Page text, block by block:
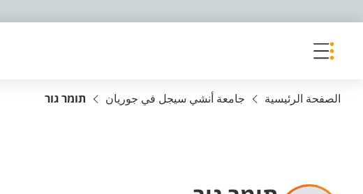
الصفحة الرئيسية جامعة أنشي سيجل في جوريان תומר גור